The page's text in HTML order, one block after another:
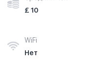
£ 10
WiFi
Нет